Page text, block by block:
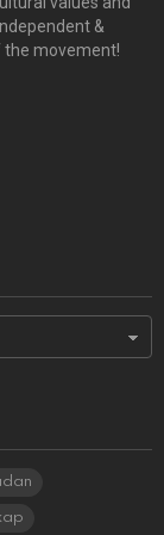
&
the movement!